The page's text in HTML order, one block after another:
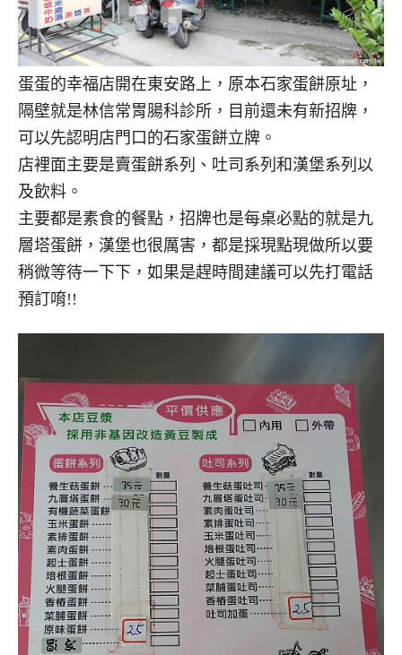
蛋蛋的幸福店開在東安路上，原本石家蛋餅原址，
隔壁就是林信常胃腸科診所，目前還未有新招牌，
可以先認明店門口的石家蛋餅立牌。
店裡面主要是賣蛋餅系列、吐司系列和漢堡系列以
及飲料。
主要都是素食的餐點，招牌也是每桌必點的就是九
層塔蛋餅，漢堡也很厲害，都是採現點現做所以要
稍微等待一下下，如果是趕時間建議可以先打電話
預訂唷!!